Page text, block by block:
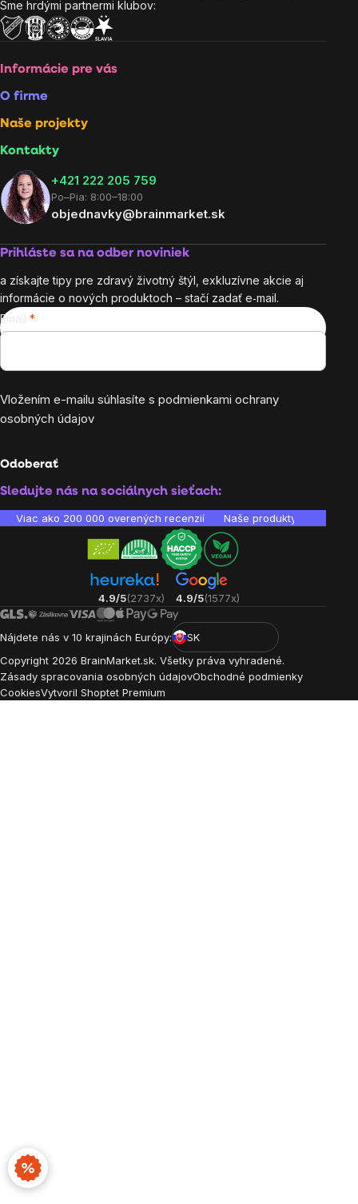
Sme hrdými partnermi klubov:
Informácie pre vás
O firme
Naše projekty
Kontakty
+421 222 205 759
Po–Pia: 8:00–18:00
objednavky@brainmarket.sk
Prihláste sa na odber noviniek
a získajte tipy pre zdravý životný štýl, exkluzívne akcie aj
informácie o nových produktoch – stačí zadať e‑mail.
Email
Vložením e-mailu súhlasíte s podmienkami ochrany
osobných údajov
Odoberať
Sledujte nás na sociálnych sieťach:
Viac ako 200 000 overených recenzií Naše produkty sú
4.9/5(2737x) 4.9/5(1577x)
Nájdete nás v 10 krajinách Európy:
SK
Copyright 2026 BrainMarket.sk. Všetky práva vyhradené.
Zásady spracovania osobných údajovObchodné podmienky
CookiesVytvoril Shoptet Premium